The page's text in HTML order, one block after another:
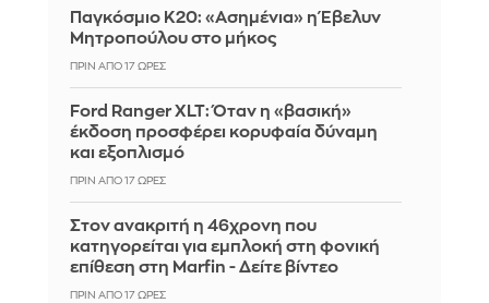
Παγκόσμιο Κ20: «Ασημένια» η Έβελυν
Μητροπούλου στο μήκος
ΠΡΙΝ ΑΠΌ 17 ΏΡΕΣ
Ford Ranger XLT: Όταν η «βασική»
έκδοση προσφέρει κορυφαία δύναμη
και εξοπλισμό
ΠΡΙΝ ΑΠΌ 17 ΏΡΕΣ
Στον ανακριτή η 46χρονη που
κατηγορείται για εμπλοκή στη φονική
επίθεση στη Marfin - Δείτε βίντεο
ΠΡΙΝ ΑΠΌ 17 ΏΡΕΣ